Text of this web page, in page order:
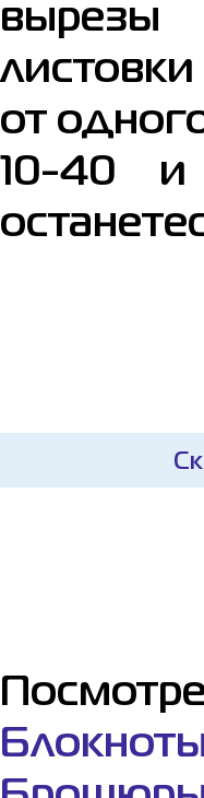
вырезы
от
10-40